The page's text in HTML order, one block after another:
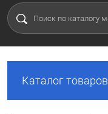
Каталог товаров